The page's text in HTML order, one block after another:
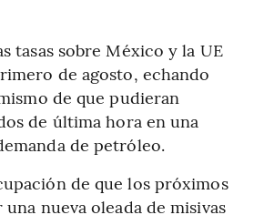
tasas sobre México y la UE
de agosto, echando
de que pudieran
de última hora en una
de petróleo.
de que los próximos
nueva oleada de misivas